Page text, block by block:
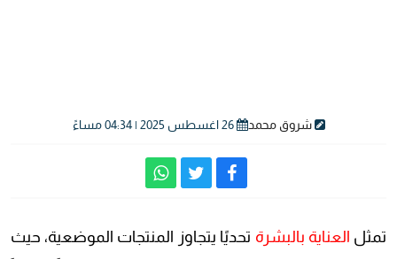
شروق محمد 26 اغسطس 2025 | 04:34 مساءً
تمثل العناية بالبشرة تحديًا يتجاوز المنتجات الموضعية، حيث